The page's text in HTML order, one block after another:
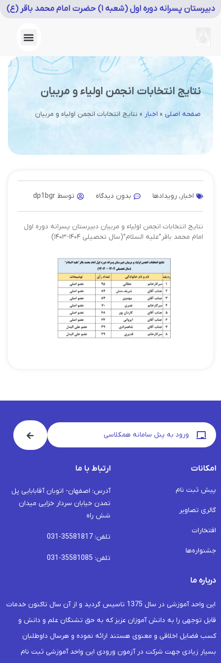
دبیرستان پسرانه دوره اول (شعبه ۱) حضرت امام محمد باقر (ع)
نتایج انتخابات انجمن اولیاء و مربیان
صفحه اصلی » اخبار » نتایج انتخابات انجمن اولیاء و مربیان
اخبار, رویدادها بدون دیدگاه توسط
نتایج انتخابات انجمن اولیاء و مربیان دبیرستان پسرانه دوره اول
امام محمد باقر”علیه السلام”(سال تحصیلی ۱۴۰۴-۱۴۰۳)
ورود به پنل سامانه همکلاسی
امکانات
پیش ثبت نام
گالری تصاویر
افتخارات
جشنواره‌ها
ارتباط با ما
آدرس: اصفهان- اتوبان آقابابایی پل
تمدن خیابان سردار خزایی میدان
شش راه
تلفن: 35581817-031
تلفن: 35581085-031
درباره ما
این واحد آموزشی در سال 1375 تاسیس گردید و از آن سال تاکنون خدمات
قابل توجهی را به دانش آموزان عزیز که به حق تشنگان علم و دانش و
کسب فضایل اخلاقی و معنوی هستند ارائه نموده و هرسال داوطلبان
بسیار زیادی جهت شرکت در آزمون ورودی این واحد آموزشی ثبت نام